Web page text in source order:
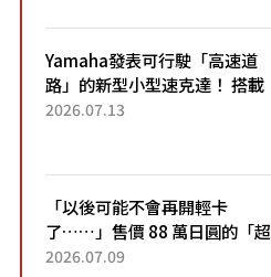
Yamaha發表可行駛「高速道
路」的新型小型速克達！ 搭載
能享受超強勁「渦輪感」的動
2026.07.13
「以後可能不會再開輕卡
了……」售價 88 萬日圓的「超
迷你輕型貨車」引發兩極評
2026.07.09